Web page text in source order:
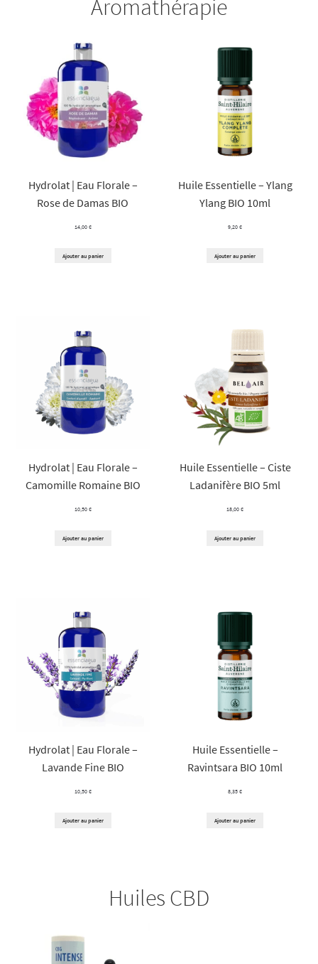
Aromathérapie
Hydrolat | Eau Florale –
Rose de Damas BIO
14,00 €
Ajouter au panier
Huile Essentielle – Ylang
Ylang BIO 10ml
9,20€
Ajouter au panier
Hydrolat | Eau Florale –
Camomille Romaine BIO
10,50 €
Ajouter au panier
Huile Essentielle – Ciste
Ladanifère BIO 5ml
18,00€
Ajouter au panier
Hydrolat | Eau Florale –
Lavande Fine BIO
10,50 €
Ajouter au panier
Huile Essentielle –
Ravintsara BIO 10ml
8,35€
Ajouter au panier
Huiles CBD